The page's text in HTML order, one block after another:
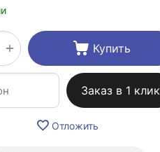
+ Купить
Заказ в 1 клик
Отложить